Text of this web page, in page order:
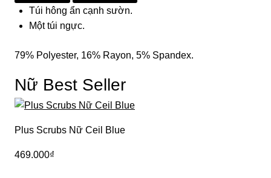
lượngTúi hông ẩn cạnh sườn.
Một túi ngực.
79% Polyester, 16% Rayon, 5% Spandex.
Nữ Best Seller
Plus Scrubs Nữ Ceil Blue
469.000₫